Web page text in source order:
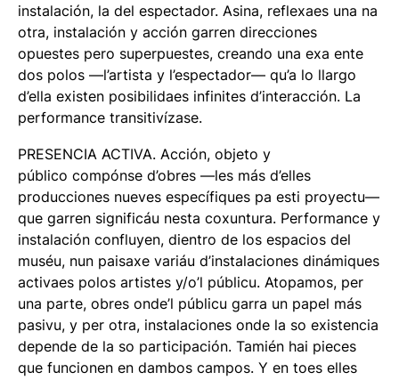
instalación, la del espectador. Asina, reflexaes una na
otra, instalación y acción garren direcciones
opuestes pero superpuestes, creando una exa ente
dos polos —l’artista y l’espectador— qu’a lo llargo
d’ella existen posibilidaes infinites d’interacción. La
performance transitivízase.
PRESENCIA ACTIVA. Acción, objeto y
público compónse d’obres —les más d’elles
producciones nueves específiques pa esti proyectu—
que garren significáu nesta coxuntura. Performance y
instalación confluyen, dientro de los espacios del
muséu, nun paisaxe variáu d’instalaciones dinámiques
activaes polos artistes y/o’l públicu. Atopamos, per
una parte, obres onde’l públicu garra un papel más
pasivu, y per otra, instalaciones onde la so existencia
depende de la so participación. Tamién hai pieces
que funcionen en dambos campos. Y en toes elles